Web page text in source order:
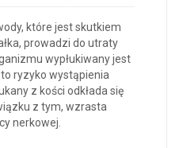
które jest skutkiem
prowadzi do utraty
wypłukiwany jest
ryzyko wystąpienia
z kości odkłada się
z tym, wzrasta
nerkowej.